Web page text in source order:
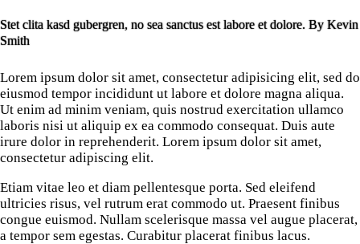
Stet clita kasd gubergren, no sea sanctus est labore et dolore. By Kevin
Smith
Lorem ipsum dolor sit amet, consectetur adipisicing elit, sed do
eiusmod tempor incididunt ut labore et dolore magna aliqua.
Ut enim ad minim veniam, quis nostrud exercitation ullamco
laboris nisi ut aliquip ex ea commodo consequat. Duis aute
irure dolor in reprehenderit. Lorem ipsum dolor sit amet,
consectetur adipiscing elit.
Etiam vitae leo et diam pellentesque porta. Sed eleifend
ultricies risus, vel rutrum erat commodo ut. Praesent finibus
congue euismod. Nullam scelerisque massa vel augue placerat,
a tempor sem egestas. Curabitur placerat finibus lacus.